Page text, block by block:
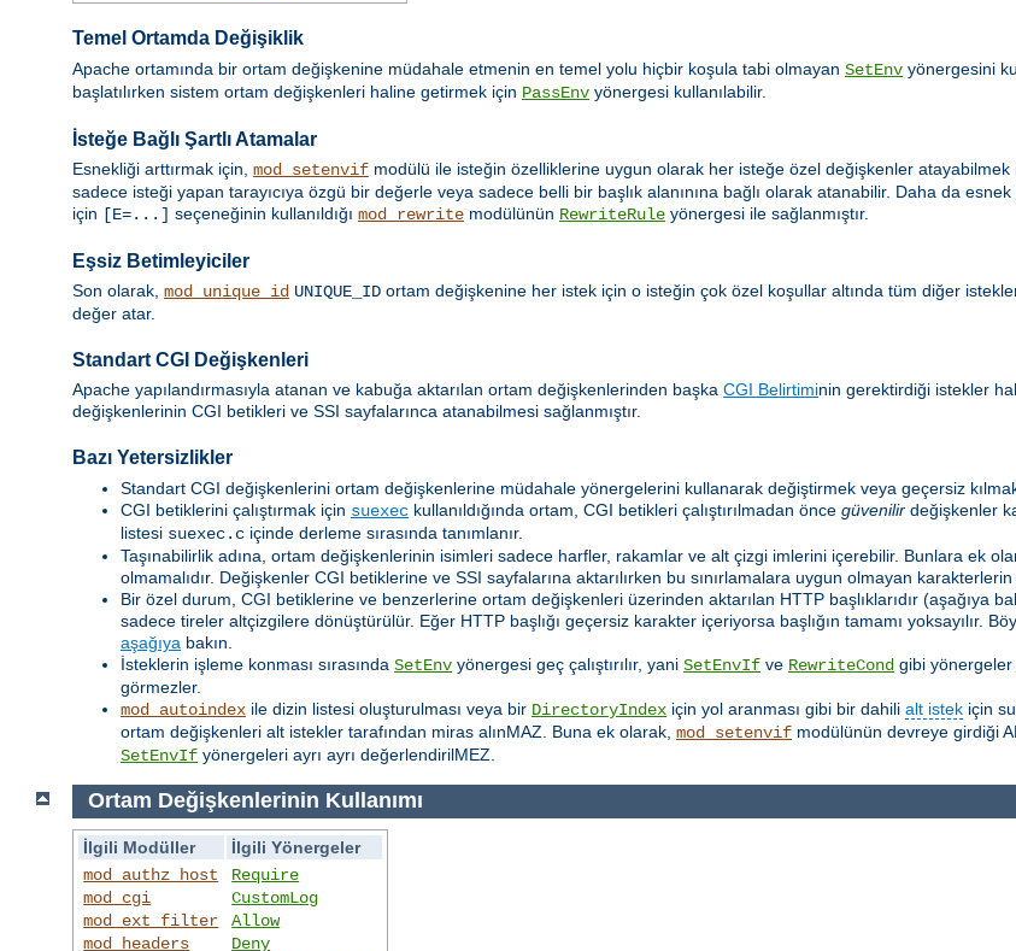
Temel Ortamda Değişiklik
Apache ortamında bir ortam değişkenine müdahale etmenin en temel yolu hiçbir koşula tabi olmayan SetEnv yönergesini
başlatılırken sistem ortam değişkenleri haline getirmek için PassEnv yönergesi kullanılabilir.
İsteğe Bağlı Şartlı Atamalar
Esnekliği arttırmak için, mod_setenvif modülü ile isteğin özelliklerine uygun olarak her isteğe özel değişkenler atayabilmek
sadece isteği yapan tarayıcıya özgü bir değerle veya sadece belli bir başlık alanınına bağlı olarak atanabilir. Daha da
için [E=...] seçeneğinin kullanıldığı mod_rewrite modülünün RewriteRule yönergesi ile sağlanmıştır.
Eşsiz Betimleyiciler
Son olarak, mod_unique_id UNIQUE_ID ortam değişkenine her istek için o isteğin çok özel koşullar altında tüm diğer
değer atar.
Standart CGI Değişkenleri
Apache yapılandırmasıyla atanan ve kabuğa aktarılan ortam değişkenlerinden başka CGI Belirtiminin gerektirdiği istekler
değişkenlerinin CGI betikleri ve SSI sayfalarınca atanabilmesi sağlanmıştır.
Bazı Yetersizlikler
Standart CGI değişkenlerini ortam değişkenlerine müdahale yönergelerini kullanarak değiştirmek veya geçersiz
CGI betiklerini çalıştırmak için suexec kullanıldığında ortam, CGI betikleri çalıştırılmadan önce güvenilir değişkenler
listesi suexec.c içinde derleme sırasında tanımlanır.
Taşınabilirlik adına, ortam değişkenlerinin isimleri sadece harfler, rakamlar ve alt çizgi imlerini içerebilir. Bunlara ek
olmamalıdır. Değişkenler CGI betiklerine ve SSI sayfalarına aktarılırken bu sınırlamalara uygun olmayan
Bir özel durum, CGI betiklerine ve benzerlerine ortam değişkenleri üzerinden aktarılan HTTP başlıklarıdır (aşağıya
sadece tireler altçizgilere dönüştürülür. Eğer HTTP başlığı geçersiz karakter içeriyorsa başlığın tamamı yoksayılır.
aşağıya bakın.
İsteklerin işleme konması sırasında SetEnv yönergesi geç çalıştırılır, yani SetEnvIf ve RewriteCond gibi yönergeler
görmezler.
mod_autoindex ile dizin listesi oluşturulması veya bir DirectoryIndex için yol aranması gibi bir dahili alt istek için
ortam değişkenleri alt istekler tarafından miras alınMAZ. Buna ek olarak, mod_setenvif modülünün devreye girdiği
SetEnvIf yönergeleri ayrı ayrı değerlendirilMEZ.
Ortam Değişkenlerinin Kullanımı
İlgili Modüller
İlgili Yönergeler
mod_authz_host
mod_cgi
mod_ext_filter
mod_headers
Require
CustomLog
Allow
Deny